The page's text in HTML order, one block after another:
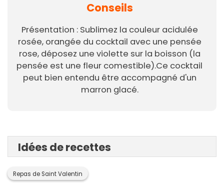
Conseils
Présentation : Sublimez la couleur acidulée
rosée, orangée du cocktail avec une pensée
rose, déposez une violette sur la boisson (la
pensée est une fleur comestible).Ce cocktail
peut bien entendu être accompagné d'un
marron glacé.
Idées de recettes
Repas de Saint Valentin